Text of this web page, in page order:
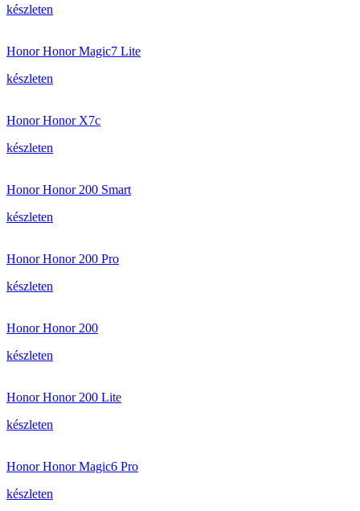
készleten
Honor Honor Magic7 Lite
készleten
Honor Honor X7c
készleten
Honor Honor 200 Smart
készleten
Honor Honor 200 Pro
készleten
Honor Honor 200
készleten
Honor Honor 200 Lite
készleten
Honor Honor Magic6 Pro
készleten